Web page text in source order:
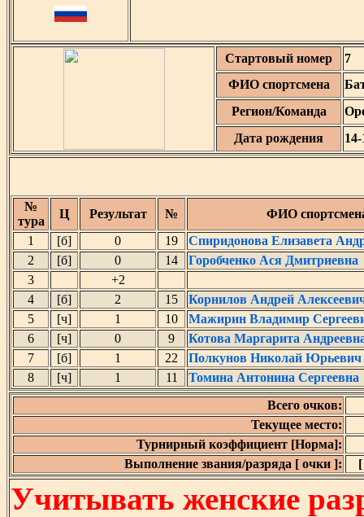
Стартовый номер
7
ФИО спортсмена
Регион/Команда
Дата рождения
№
тура
Ц Результат №
ФИО
1
[б] 0 19
Спиридонова Елизавета
2
[б] 0 14
Горобченко Ася Дмитриевна
3
+2
4
[б] 2 15
Корнилов Андрей
5
[ч] 1 10
Мажирин Владимир
6
[ч] 0 9
Котова Маргарита
7
[б] 1 22
Полкунов Николай Юрьевич
8
[ч] 1 11
Томина Антонина Сергеевна
Всего очков:
Текущее место:
Турнирный коэффициент [Норма]:
Выполнение звания/разряда [ очки ]:
Учитывать женские